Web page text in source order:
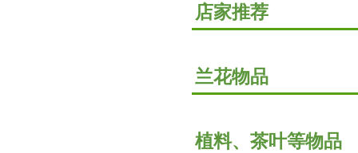
店家推荐
兰花物品
植料、茶叶等物品